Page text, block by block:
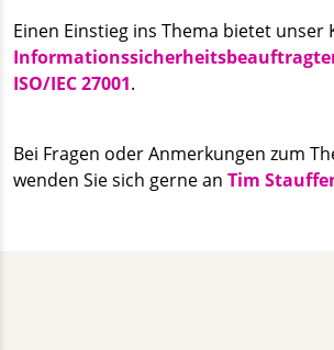
Einen Einstieg ins Thema bietet unser
ISO/IEC 27001.
Bei Fragen oder Anmerkungen zum
wenden Sie sich gerne an Tim